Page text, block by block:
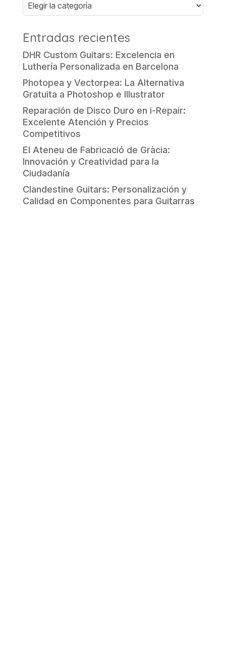
Entradas recientes
DHR Custom Guitars: Excelencia en
Luthería Personalizada en Barcelona
Photopea y Vectorpea: La Alternativa
Gratuita a Photoshop e Illustrator
Reparación de Disco Duro en i-Repair:
Excelente Atención y Precios
Competitivos
El Ateneu de Fabricació de Gràcia:
Innovación y Creatividad para la
Ciudadanía
Clandestine Guitars: Personalización y
Calidad en Componentes para Guitarras